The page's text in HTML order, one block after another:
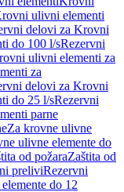
ulivni elementi
delovi za Krovni
do 100 l/sRezervni
ulivni elementi za
za
delovi za Krovni
do 25 l/sRezervni
parne
Za krovne ulivne
ulivne elemente do
od požaraZaštita od
preliviRezervni
do 12